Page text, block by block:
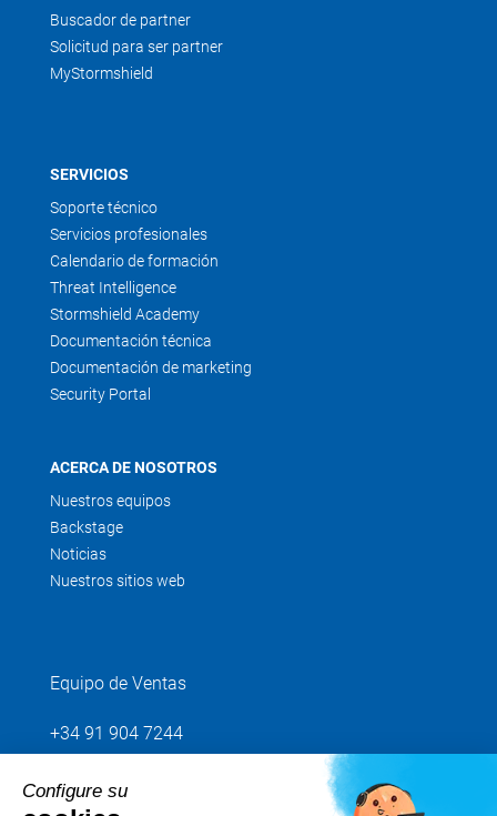
Buscador de partner
Solicitud para ser partner
MyStormshield
SERVICIOS
Soporte técnico
Servicios profesionales
Calendario de formación
Threat Intelligence
Stormshield Academy
Documentación técnica
Documentación de marketing
Security Portal
ACERCA DE NOSOTROS
Nuestros equipos
Backstage
Noticias
Nuestros sitios web
Equipo de Ventas
+34 91 904 7244
Envíenos su petición
Configure su